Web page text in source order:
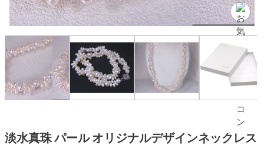
淡水真珠 パール オリジナルデザインネックレス